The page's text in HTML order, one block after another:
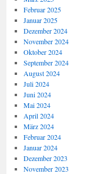
Februar 2025
Januar 2025
Dezember 2024
November 2024
Oktober 2024
September 2024
August 2024
Juli 2024
Juni 2024
Mai 2024
April 2024
März 2024
Februar 2024
Januar 2024
Dezember 2023
November 2023